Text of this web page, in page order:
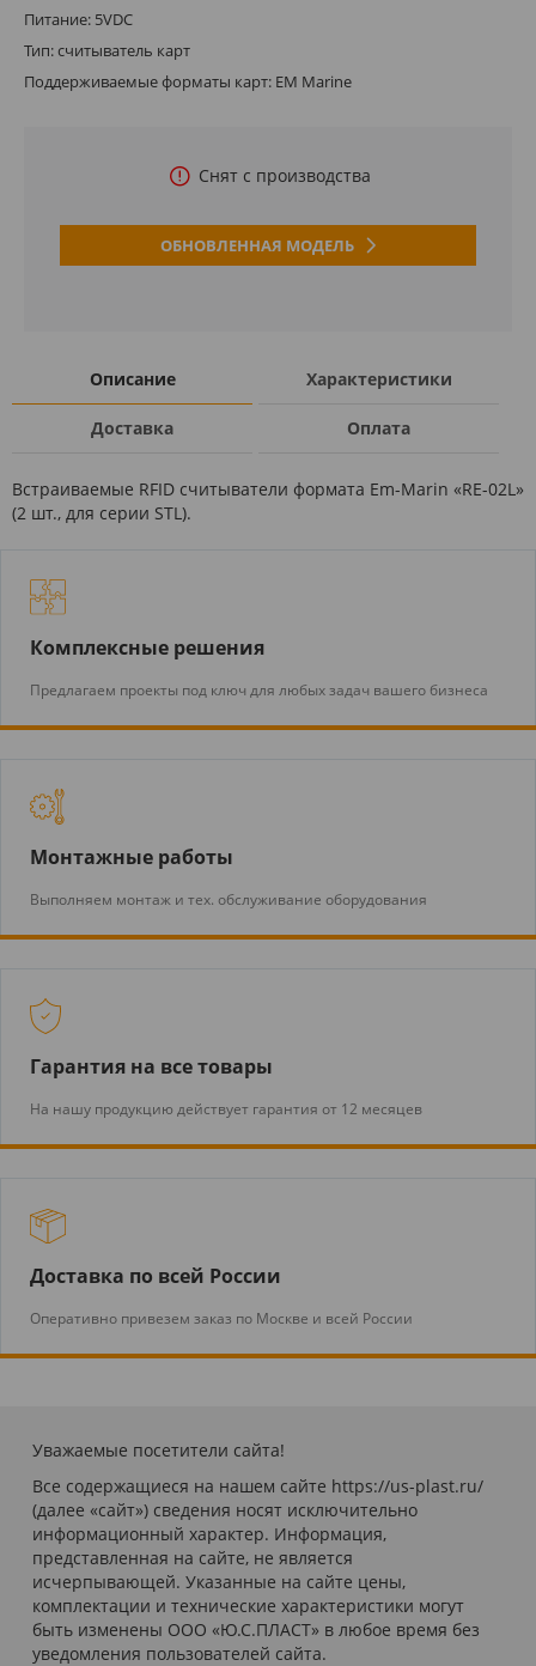
Питание: 5VDC
Тип: считыватель карт
Поддерживаемые форматы карт: EM Marine
Снят с производства
ОБНОВЛЕННАЯ МОДЕЛЬ
Описание Характеристики
Доставка Оплата
Встраиваемые RFID считыватели формата Em-Marin «RE-02L»
(2 шт., для серии STL).
Комплексные решения
Предлагаем проекты под ключ для любых задач вашего бизнеса
Монтажные работы
Выполняем монтаж и тех. обслуживание оборудования
Гарантия на все товары
На нашу продукцию действует гарантия от 12 месяцев
Доставка по всей России
Оперативно привезем заказ по Москве и всей России
Уважаемые посетители сайта!
Все содержащиеся на нашем сайте https://us-plast.ru/
(далее «сайт») сведения носят исключительно
информационный характер. Информация,
представленная на сайте, не является
исчерпывающей. Указанные на сайте цены,
комплектации и технические характеристики могут
быть изменены ООО «Ю.С.ПЛАСТ» в любое время без
уведомления пользователей сайта.